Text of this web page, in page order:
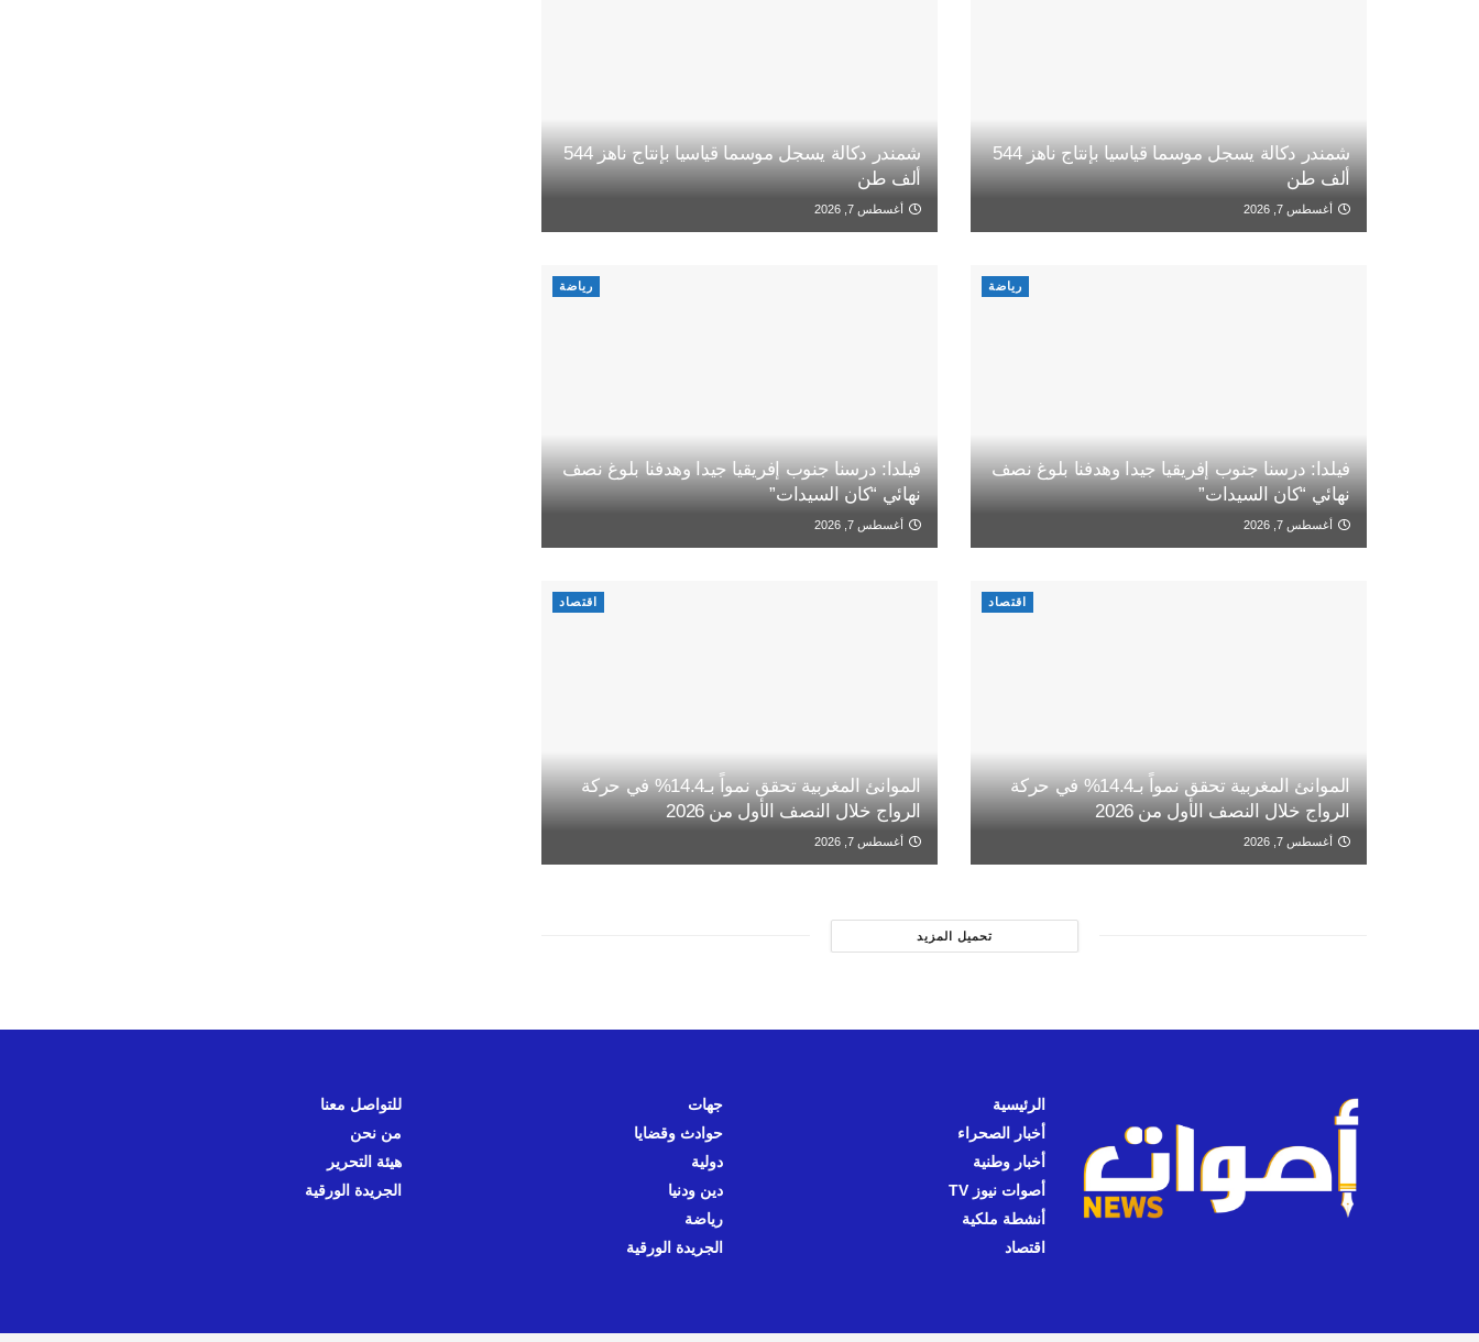
شمندر دكالة يسجل موسما قياسيا بإنتاج ناهز 544
ألف طن
أغسطس 7, 2026
شمندر دكالة يسجل موسما قياسيا بإنتاج ناهز 544
ألف طن
أغسطس 7, 2026
رياضة
فيلدا: درسنا جنوب إفريقيا جيدا وهدفنا بلوغ نصف
نهائي “كان السيدات”
أغسطس 7, 2026
رياضة
فيلدا: درسنا جنوب إفريقيا جيدا وهدفنا بلوغ نصف
نهائي “كان السيدات”
أغسطس 7, 2026
اقتصاد
الموانئ المغربية تحقق نمواً بـ14.4% في حركة
الرواج خلال النصف الأول من 2026
أغسطس 7, 2026
اقتصاد
الموانئ المغربية تحقق نمواً بـ14.4% في حركة
الرواج خلال النصف الأول من 2026
أغسطس 7, 2026
تحميل المزيد
الرئيسية
أخبار الصحراء
أخبار وطنية
أصوات نيوز TV
أنشطة ملكية
اقتصاد
جهات
حوادث وقضايا
دولية
دين ودنيا
رياضة
الجريدة الورقية
للتواصل معنا
من نحن
هيئة التحرير
الجريدة الورقية